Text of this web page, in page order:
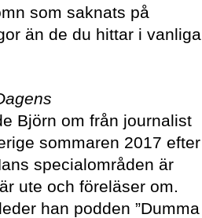
som saknats på
än de du hittar i vanliga
Björn om från journalist
sommaren 2017 efter
specialområden är
ute och föreläser om.
han podden ”Dumma